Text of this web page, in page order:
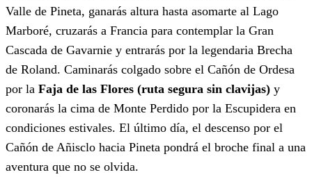
Valle de Pineta, ganarás altura hasta asomarte al Lago
Marboré, cruzarás a Francia para contemplar la Gran
Cascada de Gavarnie y entrarás por la legendaria Brecha
de Roland. Caminarás colgado sobre el Cañón de Ordesa
por la Faja de las Flores (ruta segura sin clavijas) y
coronarás la cima de Monte Perdido por la Escupidera en
condiciones estivales. El último día, el descenso por el
Cañón de Añisclo hacia Pineta pondrá el broche final a una
aventura que no se olvida.